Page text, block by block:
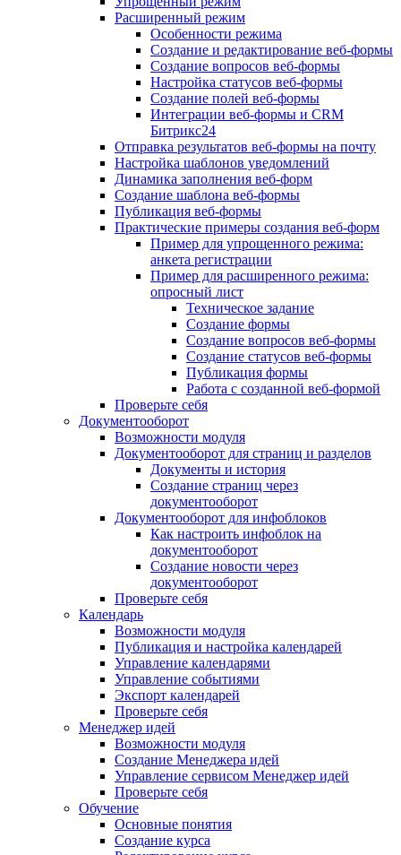
Расширенный режим
Особенности режима
Создание и редактирование веб-формы
Создание вопросов веб-формы
Настройка статусов веб-формы
Создание полей веб-формы
Интеграции веб-формы и CRM
Битрикс24
Отправка результатов веб-формы на почту
Настройка шаблонов уведомлений
Динамика заполнения веб-форм
Создание шаблона веб-формы
Публикация веб-формы
Практические примеры создания веб-форм
Пример для упрощенного режима:
анкета регистрации
Пример для расширенного режима:
опросный лист
Техническое задание
Создание формы
Создание вопросов веб-формы
Создание статусов веб-формы
Публикация формы
Работа с созданной веб-формой
Проверьте себя
Документооборот
Возможности модуля
Документооборот для страниц и разделов
Документы и история
Создание страниц через
документооборот
Документооборот для инфоблоков
Как настроить инфоблок на
документооборот
Создание новости через
документооборот
Проверьте себя
Календарь
Возможности модуля
Публикация и настройка календарей
Управление календарями
Управление событиями
Экспорт календарей
Проверьте себя
Менеджер идей
Возможности модуля
Создание Менеджера идей
Управление сервисом Менеджер идей
Проверьте себя
Обучение
Основные понятия
Создание курса